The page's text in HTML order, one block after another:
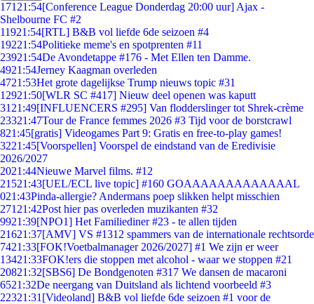
171 21:54[Conference League Donderdag 20:00 uur] Ajax -
Shelbourne FC #2
11921:54[RTL] B&B vol liefde 6de seizoen #4
19221:54Politieke meme's en spotprenten #11
23921:54De Avondetappe #176 - Met Ellen ten Damme.
4921:54Jerney Kaagman overleden
4721:53Het grote dagelijkse Trump nieuws topic #31
12921:50[WLR SC #417] Nieuw deel openen was kaputt
31 21:49[INFLUENCERS #295] Van flodderslinger tot Shrek-crème
23321:47Tour de France femmes 2026 #3 Tijd voor de borstcrawl
821:45[gratis] Videogames Part 9: Gratis en free-to-play games!
3221:45[Voorspellen] Voorspel de eindstand van de Eredivisie
2026/2027
2021:44Nieuwe Marvel films. #12
21521:43[UEL/ECL live topic] #160 GOAAAAAAAAAAAAAL
021:43Pinda-allergie? Andermans poep slikken helpt misschien
271 21:42Post hier pas overleden muzikanten #32
9921:39[NPO1] Het Familiediner #23 - te allen tijden
21621:37[AMV] VS #1312 spammers van de internationale rechtsorde
7421:33[FOK!Voetbalmanager 2026/2027] #1 We zijn er weer
13421:33FOK!ers die stoppen met alcohol - waar we stoppen #21
20821:32[SBS6] De Bondgenoten #317 We dansen de macaroni
6521:32De neergang van Duitsland als lichtend voorbeeld #3
22321:31 [Videoland] B&B vol liefde 6de seizoen #1 voor de